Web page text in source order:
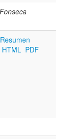
Resumen
HTML PDF